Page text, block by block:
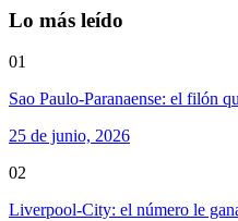
Lo más leído
01
Sao Paulo-Paranaense: el filón
25 de junio, 2026
02
Liverpool-City: el número le